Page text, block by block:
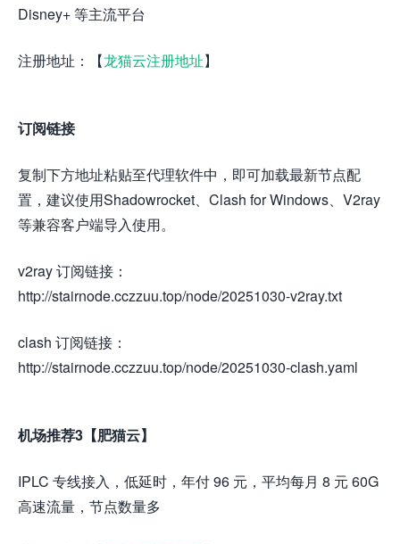
Disney+ 等主流平台
注册地址：【龙猫云注册地址】
订阅链接
复制下方地址粘贴至代理软件中，即可加载最新节点配
置，建议使用Shadowrocket、Clash for Windows、V2ray
等兼容客户端导入使用。
v2ray 订阅链接：
http://stairnode.cczzuu.top/node/20251030-v2ray.txt
clash 订阅链接：
http://stairnode.cczzuu.top/node/20251030-clash.yaml
机场推荐3【肥猫云】
IPLC 专线接入，低延时，年付 96 元，平均每月 8 元 60G
高速流量，节点数量多